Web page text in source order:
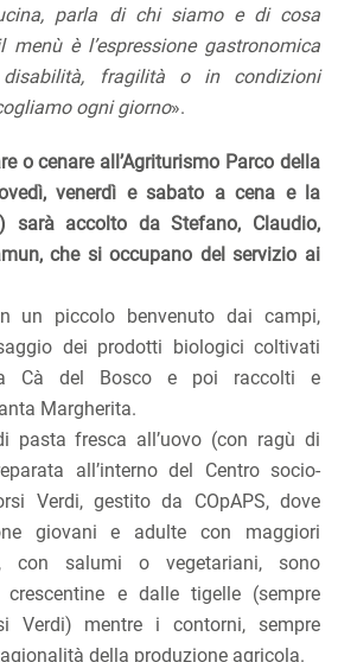
parla di chi siamo e di cosa
è l’espressione gastronomica
fragilità o in condizioni
ogni giorno».
o cenare all’Agriturismo Parco della
venerdì e sabato a cena e la
sarà accolto da Stefano, Claudio,
che si occupano del servizio ai
un piccolo benvenuto dai campi,
dei prodotti biologici coltivati
Cà del Bosco e poi raccolti e
Margherita.
pasta fresca all’uovo (con ragù di
all’interno del Centro socio-
Verdi, gestito da COpAPS, dove
giovani e adulte con maggiori
con salumi o vegetariani, sono
crescentine e dalle tigelle (sempre
Verdi) mentre i contorni, sempre
della produzione agricola.